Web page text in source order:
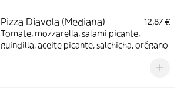
Pizza Diavola (Mediana)
12,87 €
Tomate, mozzarella, salami picante,
guindilla, aceite picante, salchicha, orégano